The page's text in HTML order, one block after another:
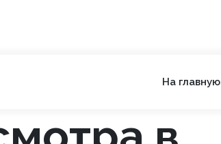
На главную